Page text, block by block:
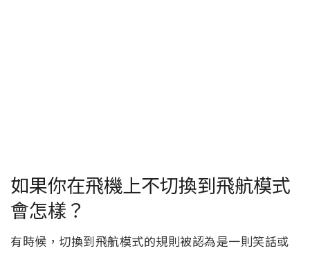
如果你在飛機上不切換到飛航模式
會怎樣？
有時候，切換到飛航模式的規則被認為是一則笑話或